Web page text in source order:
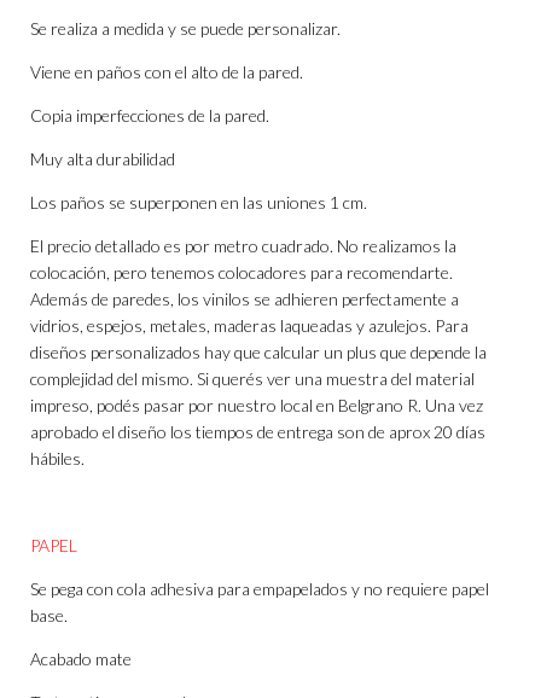
Se realiza a medida y se puede personalizar.
Viene en paños con el alto de la pared.
Copia imperfecciones de la pared.
Muy alta durabilidad
Los paños se superponen en las uniones 1 cm.
El precio detallado es por metro cuadrado. No realizamos la
colocación, pero tenemos colocadores para recomendarte.
Además de paredes, los vinilos se adhieren perfectamente a
vidrios, espejos, metales, maderas laqueadas y azulejos. Para
diseños personalizados hay que calcular un plus que depende la
complejidad del mismo. Si querés ver una muestra del material
impreso, podés pasar por nuestro local en Belgrano R. Una vez
aprobado el diseño los tiempos de entrega son de aprox 20 días
hábiles.
PAPEL
Se pega con cola adhesiva para empapelados y no requiere papel
base.
Acabado mate